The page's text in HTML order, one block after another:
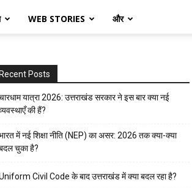
WEB STORIES और
Recent Posts
यात्रा 2026: उत्तराखंड सरकार ने इस बार क्या नई
की हैं?
में नई शिक्षा नीति (NEP) का असर: 2026 तक क्या-क्या
चुका है?
Civil Code के बाद उत्तराखंड में क्या बदल रहा है?